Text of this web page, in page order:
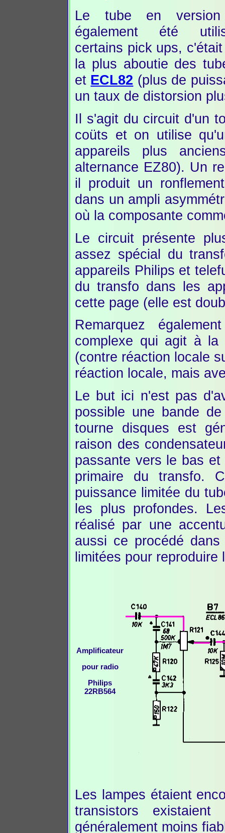
Le tube en
également été
certains pick ups,
la plus aboutie des
et ECL82 (plus de
un taux de distorsion
Il s'agit du circuit d'un
coüts et on utilise
appareils plus
alternance EZ80). Un
il produit un
dans un ampli
où la composante
Le circuit présente
assez spécial du
appareils Philips et
du transfo dans les
cette page (elle est
Remarquez
complexe qui agit à
(contre réaction locale
réaction locale, mais
Le but ici n'est pas
possible une bande
tourne disques est
raison des
passante vers le bas
primaire du transfo.
puissance limitée du
les plus profondes.
réalisé par une
aussi ce procédé
limitées pour
Amplificateur
pour radio
Philips
22RB564
Les lampes étaient
transistors
généralement moins